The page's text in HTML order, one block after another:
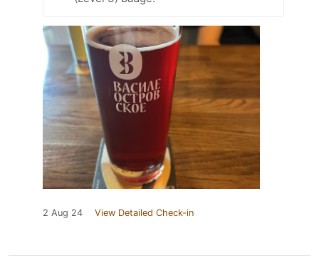
2 Aug 24 View Detailed Check-in